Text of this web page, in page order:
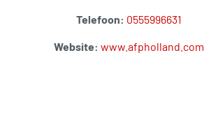
Telefoon: 0555996631
Website: www.afpholland.com